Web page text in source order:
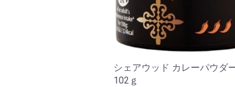
シェアウッド カレーパウダ
102ｇ